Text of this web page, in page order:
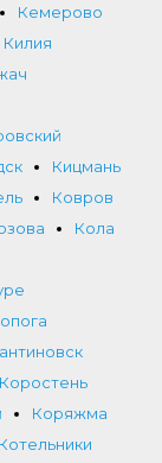
Кемерово
Килия
Кицмань
Ковров
Кола
Коростень
Коряжма
Котельники